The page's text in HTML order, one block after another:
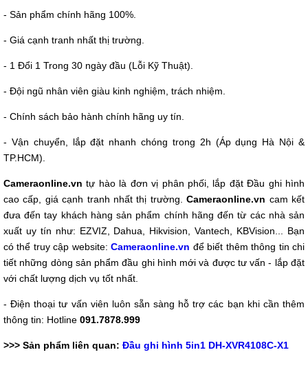
- Sản phẩm chính hãng 100%.
- Giá cạnh tranh nhất thị trường.
- 1 Đổi 1 Trong 30 ngày đầu (Lỗi Kỹ Thuật).
- Đội ngũ nhân viên giàu kinh nghiệm, trách nhiệm.
- Chính sách bảo hành chính hãng uy tín.
- Vận chuyển, lắp đặt nhanh chóng trong 2h (Áp dụng Hà Nội &
TP.HCM).
Cameraonline.vn tự hào là đơn vị phân phối, lắp đặt Đầu ghi hình
cao cấp, giá cạnh tranh nhất thị trường.Cameraonline.vn cam kết
đưa đến tay khách hàng sản phẩm chính hãng đến từ các nhà sản
xuất uy tín như: EZVIZ, Dahua, Hikvision, Vantech, KBVision... Bạn
có thể truy cập website:Cameraonline.vn để biết thêm thông tin chi
tiết những dòng sản phẩm đầu ghi hình mới và được tư vấn - lắp đặt
với chất lượng dịch vụ tốt nhất.
- Điện thoại tư vấn viên luôn sẵn sàng hỗ trợ các bạn khi cần thêm
thông tin: Hotline 091.7878.999
>>> Sản phẩm liên quan: Đầu ghi hình 5in1 DH-XVR4108C-X1